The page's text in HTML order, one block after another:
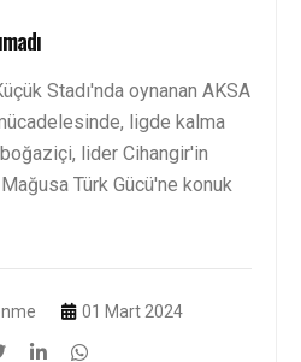
Stadı'nda oynanan AKSA
ligde kalma
lider Cihangir'in
Türk Gücü'ne konuk
01 Mart 2024